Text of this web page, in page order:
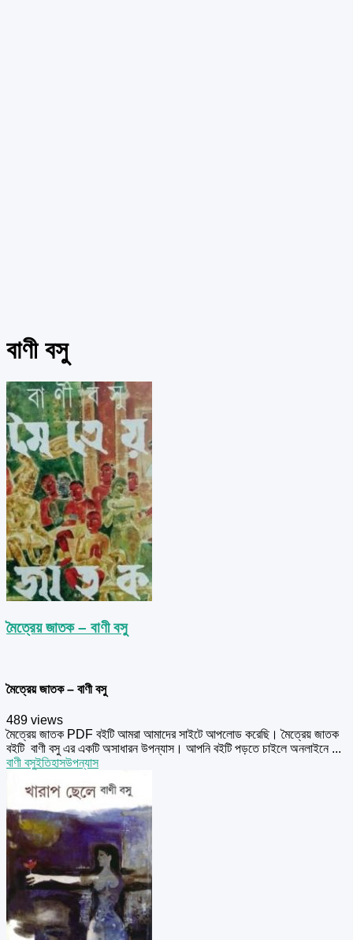
বাণী বসু
মৈত্রেয় জাতক – বাণী বসু
মৈত্রেয় জাতক – বাণী বসু
489 views
মৈত্রেয় জাতক PDF বইটি আমরা আমাদের সাইটে আপলোড করেছি। মৈত্রেয় জাতক
বইটি বাণী বসু এর একটি অসাধারন উপন্যাস। আপনি বইটি পড়তে চাইলে অনলাইনে ...
বাণী বসুইতিহাসউপন্যাস